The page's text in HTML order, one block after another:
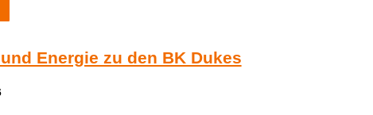
Energie zu den BK Dukes